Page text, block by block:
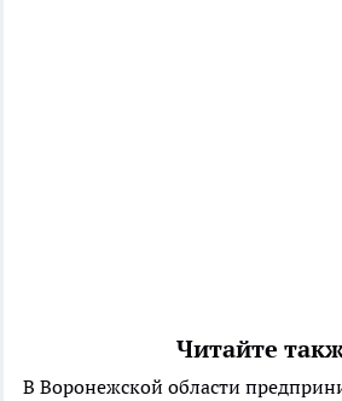
Читайте
В Воронежской области